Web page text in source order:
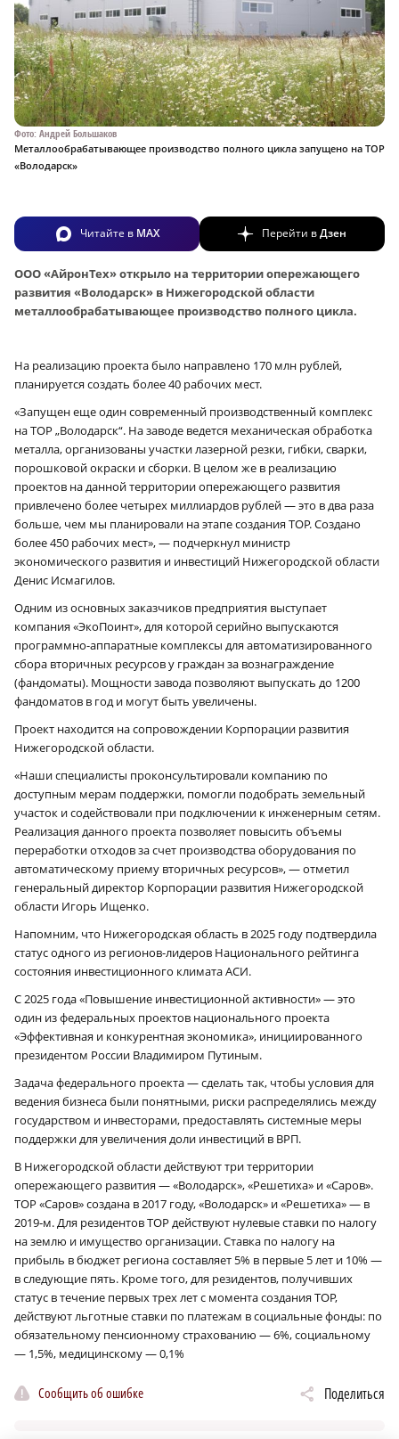
Фото: Андрей Большаков
Металлообрабатывающее производство полного цикла запущено на ТОР
«Володарск»
Читайте в MAX Перейти вДзен
ООО «АйронТех» открыло на территории опережающего
развития «Володарск» в Нижегородской области
металлообрабатывающее производство полного цикла.
На реализацию проекта было направлено 170 млн рублей,
планируется создать более 40 рабочих мест.
«Запущен еще один современный производственный комплекс
на ТОР „Володарск“. На заводе ведется механическая обработка
металла, организованы участки лазерной резки, гибки, сварки,
порошковой окраски и сборки. В целом же в реализацию
проектов на данной территории опережающего развития
привлечено более четырех миллиардов рублей — это в два раза
больше, чем мы планировали на этапе создания ТОР. Создано
более 450 рабочих мест», — подчеркнул министр
экономического развития и инвестиций Нижегородской области
Денис Исмагилов.
Одним из основных заказчиков предприятия выступает
компания «ЭкоПоинт», для которой серийно выпускаются
программно-аппаратные комплексы для автоматизированного
сбора вторичных ресурсов у граждан за вознаграждение
(фандоматы). Мощности завода позволяют выпускать до 1200
фандоматов в год и могут быть увеличены.
Проект находится на сопровождении Корпорации развития
Нижегородской области.
«Наши специалисты проконсультировали компанию по
доступным мерам поддержки, помогли подобрать земельный
участок и содействовали при подключении к инженерным сетям.
Реализация данного проекта позволяет повысить объемы
переработки отходов за счет производства оборудования по
автоматическому приему вторичных ресурсов», — отметил
генеральный директор Корпорации развития Нижегородской
области Игорь Ищенко.
Напомним, что Нижегородская область в 2025 году подтвердила
статус одного из регионов-лидеров Национального рейтинга
состояния инвестиционного климата АСИ.
С 2025 года «Повышение инвестиционной активности» — это
один из федеральных проектов национального проекта
«Эффективная и конкурентная экономика», инициированного
президентом России Владимиром Путиным.
Задача федерального проекта — сделать так, чтобы условия для
ведения бизнеса были понятными, риски распределялись между
государством и инвесторами, предоставлять системные меры
поддержки для увеличения доли инвестиций в ВРП.
В Нижегородской области действуют три территории
опережающего развития — «Володарск», «Решетиха» и «Саров».
ТОР «Саров» создана в 2017 году, «Володарск» и «Решетиха» — в
2019‑м. Для резидентов ТОР действуют нулевые ставки по налогу
на землю и имущество организации. Ставка по налогу на
прибыль в бюджет региона составляет 5% в первые 5 лет и 10% —
в следующие пять. Кроме того, для резидентов, получивших
статус в течение первых трех лет с момента создания ТОР,
действуют льготные ставки по платежам в социальные фонды: по
обязательному пенсионному страхованию — 6%, социальному
— 1,5%, медицинскому — 0,1%
Сообщить об ошибке Поделиться